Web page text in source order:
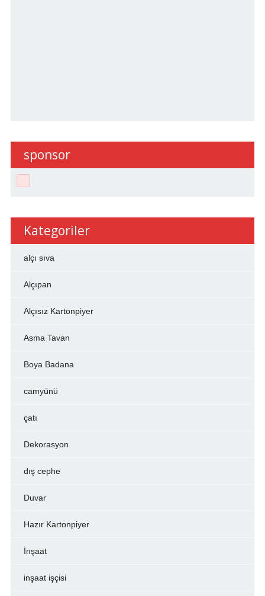
sponsor
Kategoriler
alçı sıva
Alçıpan
Alçısız Kartonpiyer
Asma Tavan
Boya Badana
camyünü
çatı
Dekorasyon
dış cephe
Duvar
Hazır Kartonpiyer
İnşaat
inşaat işçisi